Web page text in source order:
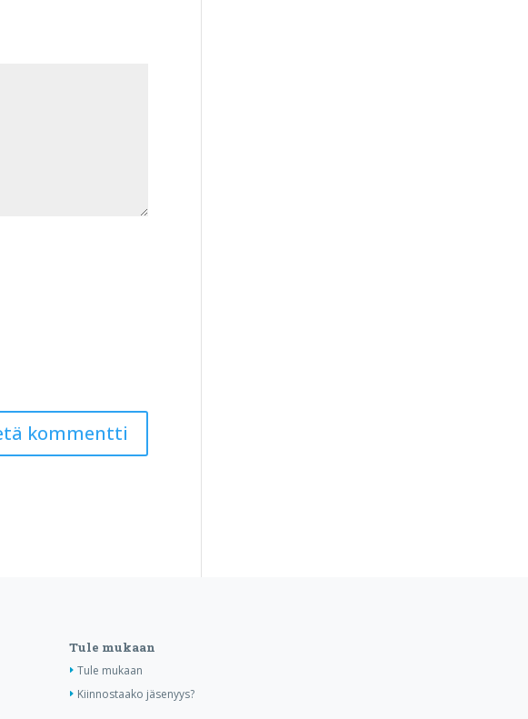
Tule mukaan
Tule mukaan
Kiinnostaako jäsenyys?